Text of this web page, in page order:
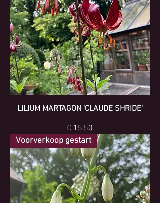
LILIUM MARTAGON 'CLAUDE SHRIDE'
Prijs
€ 15,50
Voorverkoop gestart